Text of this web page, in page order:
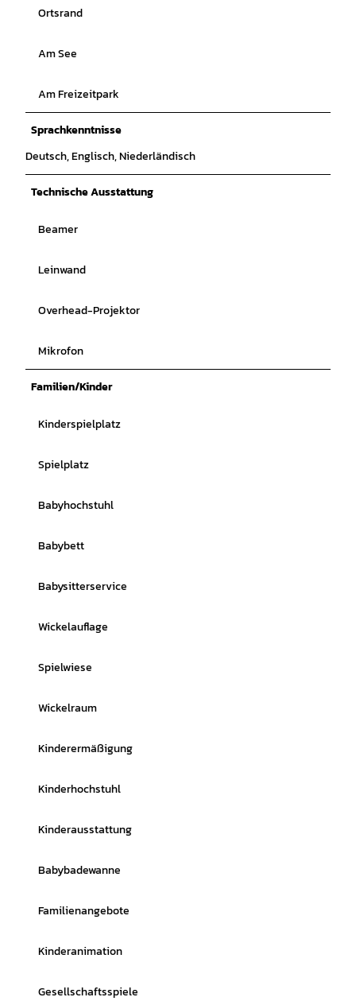
Ortsrand
Am See
Am Freizeitpark
Sprachkenntnisse
Deutsch, Englisch, Niederländisch
Technische Ausstattung
Beamer
Leinwand
Overhead-Projektor
Mikrofon
Familien/Kinder
Kinderspielplatz
Spielplatz
Babyhochstuhl
Babybett
Babysitterservice
Wickelauflage
Spielwiese
Wickelraum
Kinderermäßigung
Kinderhochstuhl
Kinderausstattung
Babybadewanne
Familienangebote
Kinderanimation
Gesellschaftsspiele